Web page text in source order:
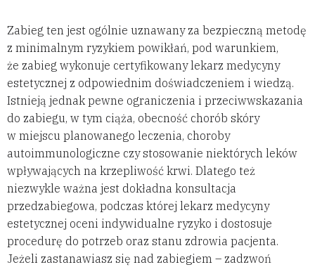
Zabieg ten jest ogólnie uznawany za bezpieczną metodę
z minimalnym ryzykiem powikłań, pod warunkiem,
że zabieg wykonuje certyfikowany lekarz medycyny
estetycznej z odpowiednim doświadczeniem i wiedzą.
Istnieją jednak pewne ograniczenia i przeciwwskazania
do zabiegu, w tym ciąża, obecność chorób skóry
w miejscu planowanego leczenia, choroby
autoimmunologiczne czy stosowanie niektórych leków
wpływających na krzepliwość krwi. Dlatego też
niezwykle ważna jest dokładna konsultacja
przedzabiegowa, podczas której lekarz medycyny
estetycznej oceni indywidualne ryzyko i dostosuje
procedurę do potrzeb oraz stanu zdrowia pacjenta.
Jeżeli zastanawiasz się nad zabiegiem – zadzwoń